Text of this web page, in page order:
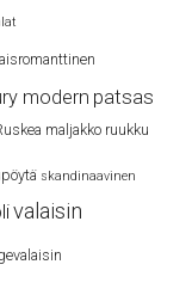
modern patsas
maljakko ruukku
skandinaavinen
valaisin